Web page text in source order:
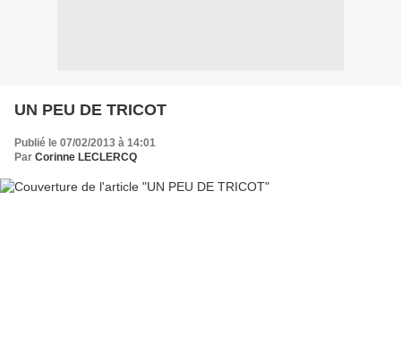
UN PEU DE TRICOT
Publié le 07/02/2013 à 14:01
Par Corinne LECLERCQ